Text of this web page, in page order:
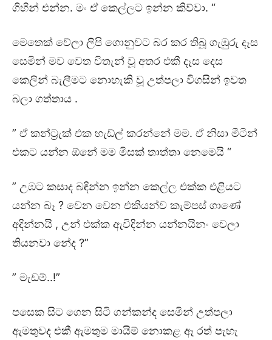
ගිහින් එන්න. මං ඒ කෙල්ලට ඉන්න කිව්වා. “
මෙතෙක් වේලා ලිපි ගොනුවට බර කර තිබූ ගැඹුරු දෑස
සෙමින් මව වෙත විතැන් වූ අතර එකී දෑස දෙස
කෙලින් බැලීමට නොහැකි වූ උත්පලා විගසින් ඉවත
බලා ගත්තාය .
” ඒ කන්ට්‍රැක් එක හැඩ්ල් කරන්නේ මම. ඒ නිසා මීටින්
එකට යන්න ඕනේ මම මිසක් තාත්තා නෙමෙයි “
” උඹට කසාද බඳින්න ඉන්න කෙල්ල එක්ක එළියට
යන්න බෑ ? වෙන වෙන එකියන්ව කැම්පස් ගාණේ
අදින්නයි , උන් එක්ක ඇවිදින්න යන්නයිනං වෙලා
තියනවා නේද ?”
” මැඩම්..!”
පසෙක සිට ගෙන සිටි ගන්කන්ද සෙමින් උත්පලා
ඇමතුවද එකී ඇමතුම මායිම් නොකළ ඈ රත් පැහැ